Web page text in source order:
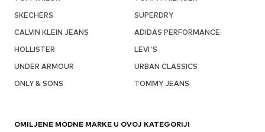
SKECHERS
SUPERDRY
CALVIN KLEIN JEANS
ADIDAS PERFORMANCE
HOLLISTER
LEVI'S
UNDER ARMOUR
URBAN CLASSICS
ONLY & SONS
TOMMY JEANS
OMILJENE MODNE MARKE U OVOJ KATEGORIJI